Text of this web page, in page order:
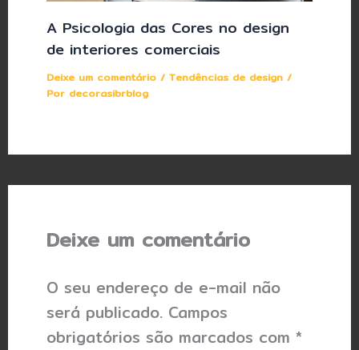
A Psicologia das Cores no design
de interiores comerciais
Deixe um comentário /Tendências de design /
Por decorasibrblog
Deixe um comentário
O seu endereço de e-mail não
será publicado. Campos
obrigatórios são marcados com*